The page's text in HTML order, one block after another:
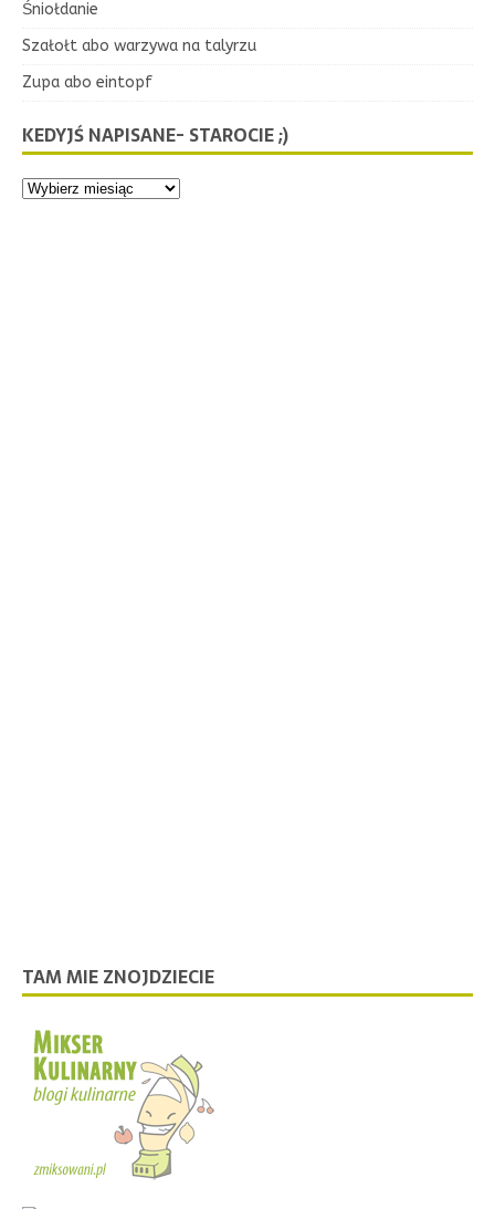
Śniołdanie
Szałołt abo warzywa na talyrzu
Zupa abo eintopf
KEDYJŚ NAPISANE- STAROCIE ;)
TAM MIE ZNOJDZIECIE